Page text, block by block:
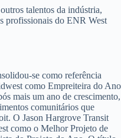
talentos da indústria,
profissionais do ENR West
se como referência
como Empreiteira do Ano
mais um ano de crescimento,
comunitários que
O Jason Hargrove Transit
como o Melhor Projeto de